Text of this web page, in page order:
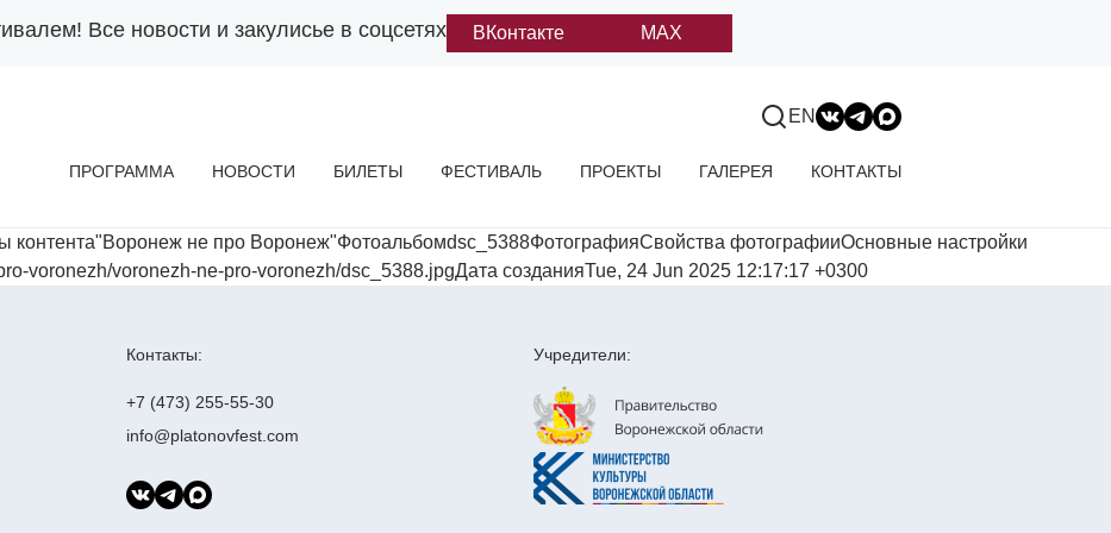
Все новости и закулисье в соцсетях ВКонтакте MAX
ПРОГРАММА НОВОСТИ БИЛЕТЫ ФЕСТИВАЛЬ ПРОЕКТЫ ГАЛЕРЕЯ КОНТАКТЫ
EN
контента"Воронеж не про Воронеж"Фотоальбомdsc_5388ФотографияСвойства фотографииОсновные настройки
voronezh/voronezh-ne-pro-voronezh/dsc_5388.jpgДата созданияTue, 24 Jun 2025 12:17:17 +0300
Контакты:
+7 (473) 255-55-30
info@platonovfest.com
Учредители: